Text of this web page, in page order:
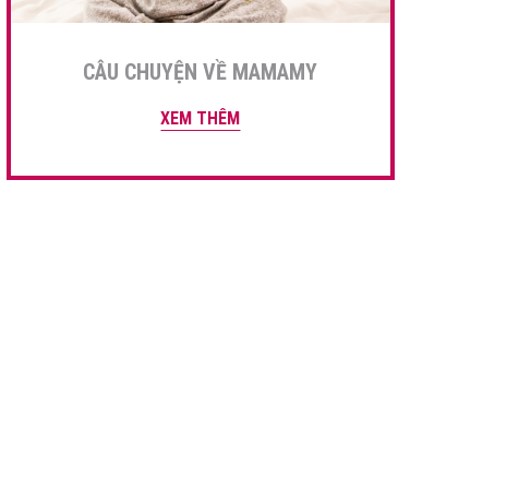
CÂU CHUYỆN VỀ MAMAMY
XEM THÊM